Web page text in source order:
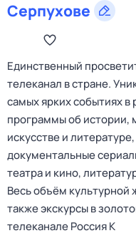
Серпухове
Единственный
телеканал в стране.
самых ярких событиях в
программы об истории,
искусстве и
документальные
театра и кино,
Весь объём культурной
также экскурсы в
телеканале Россия К